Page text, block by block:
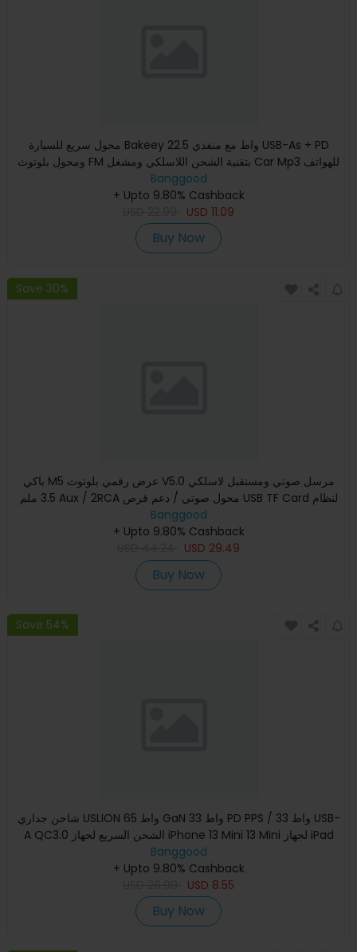
محول سريع للسيارة Bakeey 22.5 واط مع منفذي USB-As + PD
ومحول بلوتوث FM بتقنية الشحن اللاسلكي ومشغل Car Mp3 للهواتف
المحم
Banggood
+ Upto 9.80% Cashback
USD 11.09
Buy Now
Save 30%
باكي M5 عرض رقمي بلوتوث V5.0 مرسل صوتي ومستقبل لاسلكي
3.5 ملم Aux / 2RCA محول صوتي / دعم قرص USB TF Card لنظام
التلفزيون
Banggood
+ Upto 9.80% Cashback
USD 29.49
Buy Now
Save 54%
شاحن جداري USLION 65 واط GaN 33 واط PD PPS / 33 واط USB-
A QC3.0 الشحن السريع لجهاز iPhone 13 Mini 13 Mini لجهاز iPad
Pro
Banggood
+ Upto 9.80% Cashback
USD 8.55
Buy Now